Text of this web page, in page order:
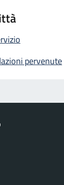
pervenute